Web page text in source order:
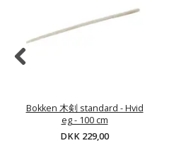
Bokken 木剣 standard - Hvid
eg - 100 cm
DKK 229,00